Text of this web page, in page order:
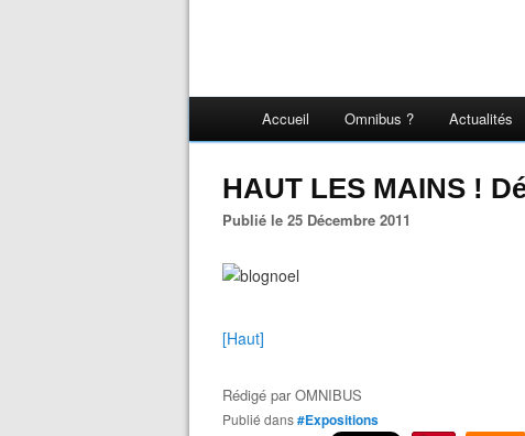
Accueil Omnibus ? Actualités
HAUT LES MAINS !
Publié le 25 Décembre 2011
[Haut]
Rédigé parOMNIBUS
Publié dans#Expositions